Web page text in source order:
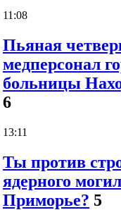
11:08
Пьяная
медперсонал
больницы
6
13:11
Ты против
ядерного
Приморье? 5